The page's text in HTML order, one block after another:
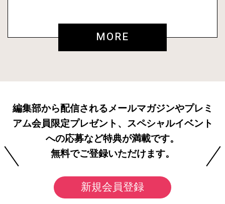
MORE
編集部から配信されるメールマガジンやプレミ
アム会員限定プレゼント、スペシャルイベント
への応募など特典が満載です。
無料でご登録いただけます。
新規会員登録